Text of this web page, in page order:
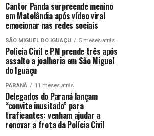
Cantor Panda surpreende menino
em Matelândia após vídeo viral
emocionar nas redes sociais
SÃO MIGUEL DO IGUAÇU 5 meses atrás
Polícia Civil e PM prende três após
assalto a joalheria em São Miguel
do Iguaçu
PARANÁ 11 meses atrás
Delegados do Paraná lançam
“convite inusitado” para
traficantes: venham ajudar a
renovar a frota da Polícia Civil